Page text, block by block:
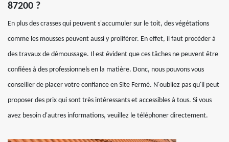
87200 ?
En plus des crasses qui peuvent s'accumuler sur le toit, des végétations
comme les mousses peuvent aussi y proliférer. En effet, il faut procéder à
des travaux de démoussage. Il est évident que ces tâches ne peuvent être
confiées à des professionnels en la matière. Donc, nous pouvons vous
conseiller de placer votre confiance en Site Fermé. N'oubliez pas qu'il peut
proposer des prix qui sont très intéressants et accessibles à tous. Si vous
avez besoin d'autres informations, veuillez le téléphoner directement.